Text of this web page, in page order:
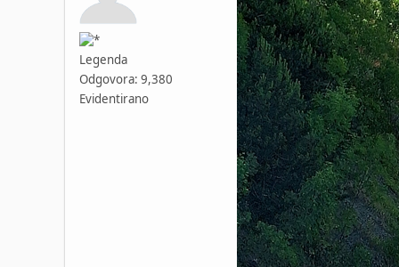
Legenda
Odgovora: 9,380
Evidentirano